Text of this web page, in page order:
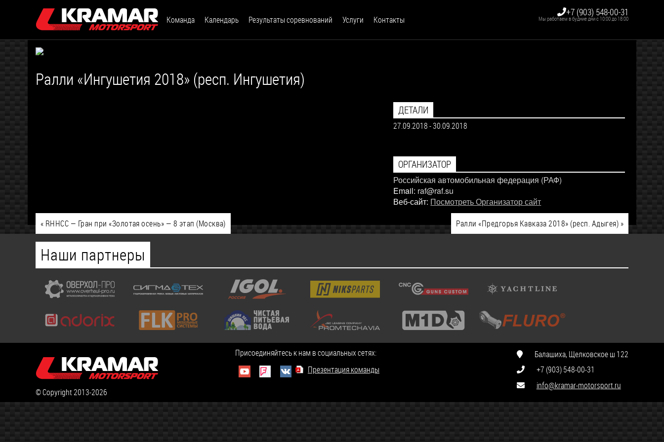
Команда Календарь Результаты соревнований Услуги Контакты
+7 (903) 548-00-31
Мы работаем в будние дни с 10:00 до 18:00
Ралли «Ингушетия 2018» (респ. Ингушетия)
ДЕТАЛИ
27.09.2018-30.09.2018
ОРГАНИЗАТОР
Российская автомобильная федерация (РАФ)
Email: raf@raf.su
Веб-сайт: Посмотреть Организатор сайт
« RHHCC — Гран при «Золотая осень» — 8 этап (Москва) Ралли «Предгорья Кавказа 2018» (респ. Адыгея) »
Наши партнеры
© Copyright 2013-2026
Присоединяйтесь к нам в социальных сетях:
Презентация команды
Балашиха, Щелковское ш 122
+7 (903) 548-00-31
info@kramar-motorsport.ru